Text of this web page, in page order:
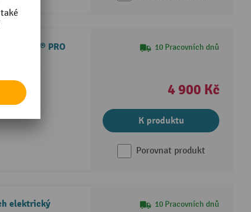
Ameise® PRO
hodin
10 Pracovních dnů
4 900 Kč
K produktu
Porovnat produkt
elektrický
10 Pracovních dnů